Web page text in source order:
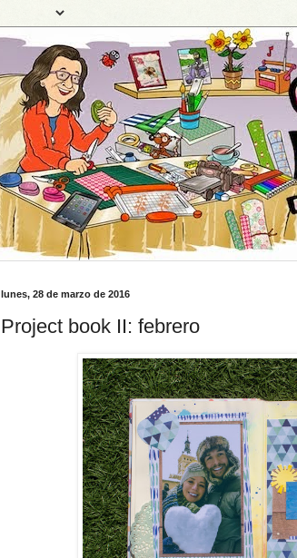
lunes, 28 de marzo de 2016
Project book II: febrero